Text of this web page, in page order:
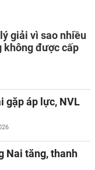
giải vì sao nhiều
không được cấp
gặp áp lực, NVL
Nai tăng, thanh